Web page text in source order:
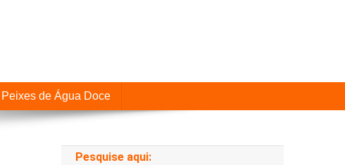
Peixes de Água Doce
Pesquise aqui: